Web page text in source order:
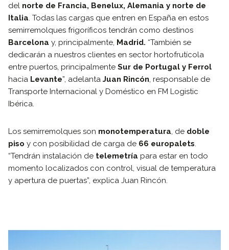
del norte de Francia, Benelux, Alemania y norte de
Italia. Todas las cargas que entren en España en estos
semirremolques frigoríficos tendrán como destinos
Barcelona y, principalmente, Madrid. “También se
dedicarán a nuestros clientes en sector hortofrutícola
entre puertos, principalmente Sur de Portugal y Ferrol
hacia Levante”, adelanta Juan Rincón, responsable de
Transporte Internacional y Doméstico en FM Logistic
Ibérica.
Los semirremolques son monotemperatura, de doble
piso y con posibilidad de carga de 66 europalets.
“Tendrán instalación de telemetría para estar en todo
momento localizados con control, visual de temperatura
y apertura de puertas”, explica Juan Rincón.